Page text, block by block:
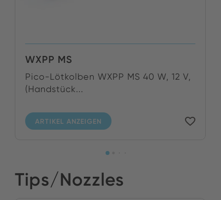
WXPP MS
Pico-Lötkolben WXPP MS 40 W, 12 V,
(Handstück...
ARTIKEL ANZEIGEN
Tips/Nozzles